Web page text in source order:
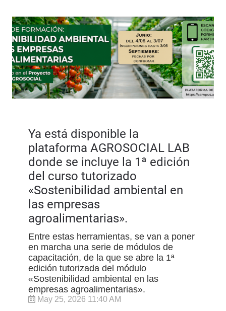
Ya está disponible la
plataforma AGROSOCIAL LAB
donde se incluye la 1ª edición
del curso tutorizado
«Sostenibilidad ambiental en
las empresas
agroalimentarias».
Entre estas herramientas, se van a poner
en marcha una serie de módulos de
capacitación, de la que se abre la 1ª
edición tutorizada del módulo
«Sostenibilidad ambiental en las
empresas agroalimentarias».
May 25, 2026 11:40 AM